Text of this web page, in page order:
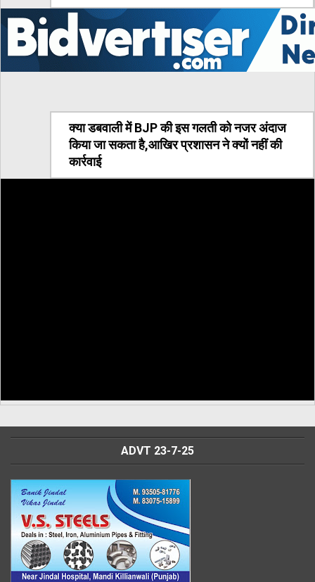
क्या डबवाली में BJP की इस गलती को नजर अंदाज
किया जा सकता है,आखिर प्रशासन ने क्यों नहीं की
कार्रवाई
ADVT 23-7-25